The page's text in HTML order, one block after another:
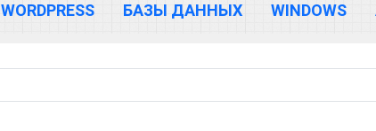
WORDPRESS БАЗЫ ДАННЫХ WINDOWS